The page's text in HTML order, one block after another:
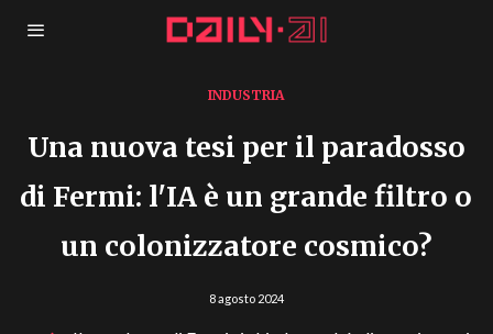
INDUSTRIA
Una nuova tesi per il paradosso
di Fermi: l'IA è un grande filtro o
un colonizzatore cosmico?
8 agosto 2024